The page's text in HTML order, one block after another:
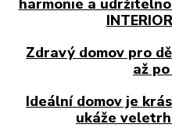
Zdravý domov pro
až
Ideální domov je
ukáže veletrh